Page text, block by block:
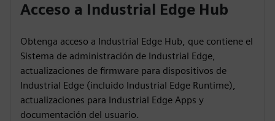
Acceso a Industrial Edge Hub
Obtenga acceso a Industrial Edge Hub, que contiene el
Sistema de administración de Industrial Edge,
actualizaciones de firmware para dispositivos de
Industrial Edge (incluido Industrial Edge Runtime),
actualizaciones para Industrial Edge Apps y
documentación del usuario.